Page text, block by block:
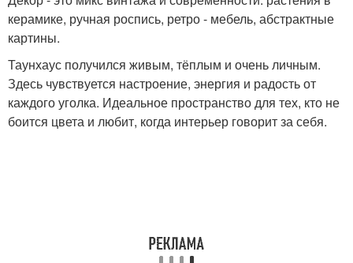
керамике, ручная роспись, ретро - мебель, абстрактные
картины.
Таунхаус получился живым, тёплым и очень личным.
Здесь чувствуется настроение, энергия и радость от
каждого уголка. Идеальное пространство для тех, кто не
боится цвета и любит, когда интерьер говорит за себя.